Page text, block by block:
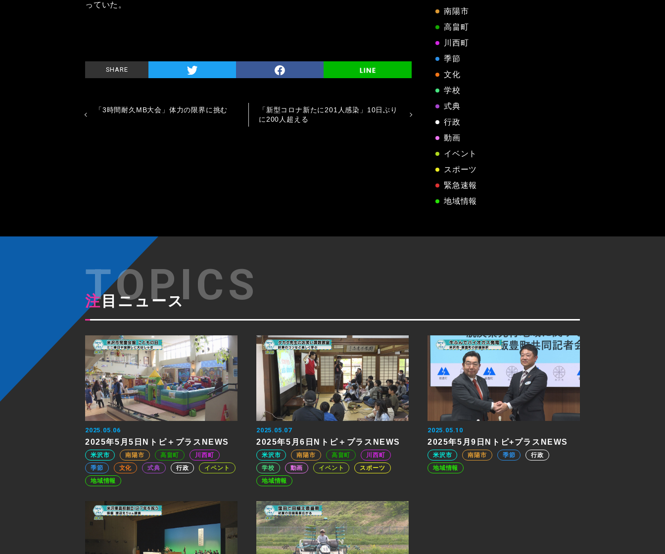
っていた。
SHARE
「3時間耐久MB大会」体力の限界に挑む
「新型コロナ新たに201人感染」10日ぶり
に200人超える
南陽市
高畠町
川西町
季節
文化
学校
式典
行政
動画
イベント
スポーツ
緊急速報
地域情報
注目ニュース
2025.05.06
2025年5月5日Nトピ＋プラスNEWS
米沢市 南陽市 高畠町
川西町
季節
文化 式典 行政
イベント
地域情報
2025.05.07
2025年5月6日Nトピ＋プラスNEWS
米沢市 南陽市 高畠町
川西町
学校
動画 イベント
スポーツ
地域情報
2025.05.10
2025年5月9日Nトピ+プラスNEWS
米沢市 南陽市 季節
行政
地域情報